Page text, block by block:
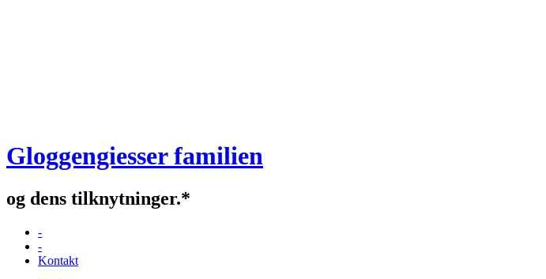
Gloggengiesser familien
og dens tilknytninger.*
-
-
Kontakt